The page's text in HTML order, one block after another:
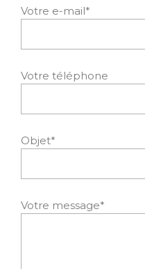
Votre e-mail*
Votre téléphone
Objet*
Votre message*